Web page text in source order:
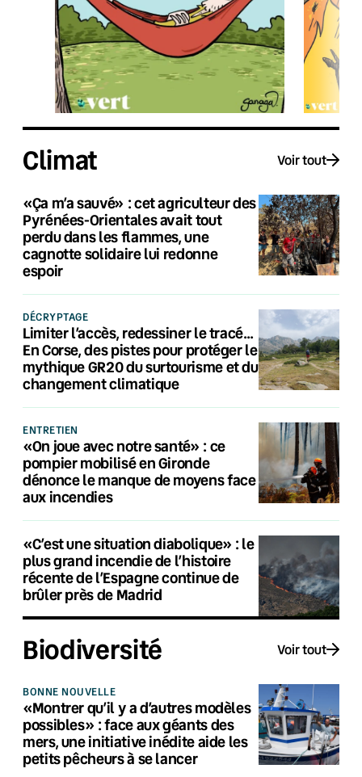
Climat Voir tout
«Ça m’a sauvé» : cet agriculteur des
Pyrénées-Orientales avait tout
perdu dans les flammes, une
cagnotte solidaire lui redonne
espoir
DÉCRYPTAGE
Limiter l’accès, redessiner le tracé…
En Corse, des pistes pour protéger le
mythique GR20 du surtourisme et du
changement climatique
ENTRETIEN
«On joue avec notre santé» : ce
pompier mobilisé en Gironde
dénonce le manque de moyens face
aux incendies
«C’est une situation diabolique» : le
plus grand incendie de l’histoire
récente de l’Espagne continue de
brûler près de Madrid
Biodiversité Voir tout
BONNE NOUVELLE
«Montrer qu’il y a d’autres modèles
possibles» : face aux géants des
mers, une initiative inédite aide les
petits pêcheurs à se lancer